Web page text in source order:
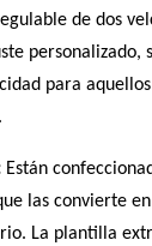
de dos
personalizado,
para
Están
las convierte
La plantilla